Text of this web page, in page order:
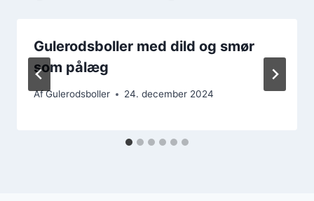
Gulerodsboller med dild og smør
som pålæg
AfGulerodsboller 24. december 2024